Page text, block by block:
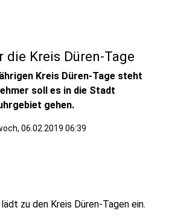
die Kreis Düren-Tage
Kreis Düren-Tage steht
soll es in die Stadt
gehen.
06.02.2019 06:39
zu den Kreis Düren-Tagen ein.